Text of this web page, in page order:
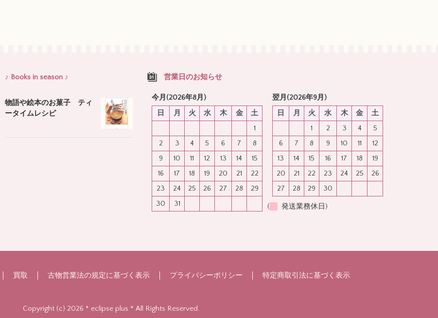
♪ Books in season ♪
物語や絵本のお菓子 ティ
ータイムレシピ
営業日のお知らせ
今月(2026年8月)
日
月 火 水 木 金
土
1
2
3 4 5 6 7
8
9
10 11 12 13 14
15
16
17 18 19 20 21
22
23
24 25 26 27 28
29
30
31
翌月(2026年9月)
日
月 火 水 木 金
土
1
2 3 4
5
6
7 8 9 10 11
12
13
14 15 16 17 18
19
20
21 22 23 24 25
26
27
28 29 30
( 発送業務休日)
買取 古物営業法の規定に基づく表示 プライバシーポリシー 特定商取引法に基づく表示
Copyright (c) 2026 * eclipse plus * All Rights Reserved.